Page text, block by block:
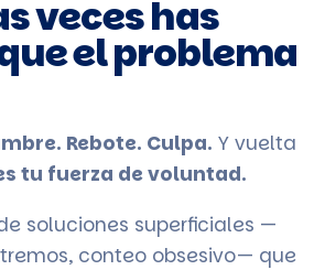
veces has
el problema
Rebote. Culpa. Y vuelta
tu fuerza de voluntad.
soluciones superficiales —
conteo obsesivo— que